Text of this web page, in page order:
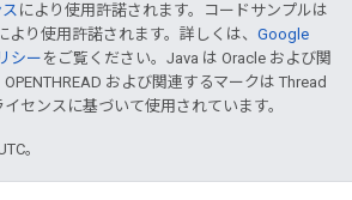
により使用許諾されます。コードサンプルは
より使用許諾されます。詳しくは、 Google
シー をご覧ください。Java は Oracle および関
および関連するマークは Thread
センスに基づいて使用されています。
。